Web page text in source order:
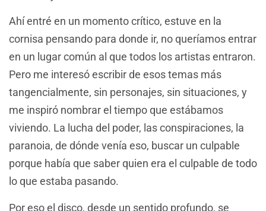
Ahí entré en un momento crítico, estuve en la
cornisa pensando para donde ir, no queríamos entrar
en un lugar común al que todos los artistas entraron.
Pero me interesó escribir de esos temas más
tangencialmente, sin personajes, sin situaciones, y
me inspiró nombrar el tiempo que estábamos
viviendo. La lucha del poder, las conspiraciones, la
paranoia, de dónde venía eso, buscar un culpable
porque había que saber quien era el culpable de todo
lo que estaba pasando.
Por eso el disco, desde un sentido profundo, se